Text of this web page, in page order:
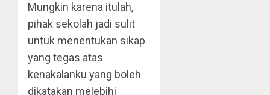
Mungkin karena itulah,
pihak sekolah jadi sulit
untuk menentukan sikap
yang tegas atas
kenakalanku yang boleh
dikatakan melebihi